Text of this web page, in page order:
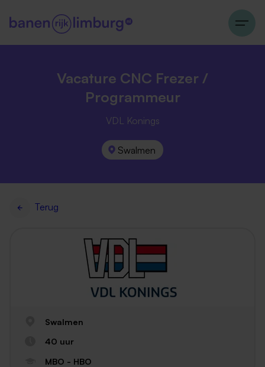
Vacature CNC Frezer /
Programmeur
VDL Konings
Swalmen
Terug
Swalmen
40 uur
MBO - HBO